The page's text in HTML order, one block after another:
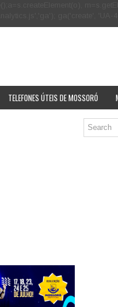
TELEFONES ÚTEIS DE MOSSORÓ